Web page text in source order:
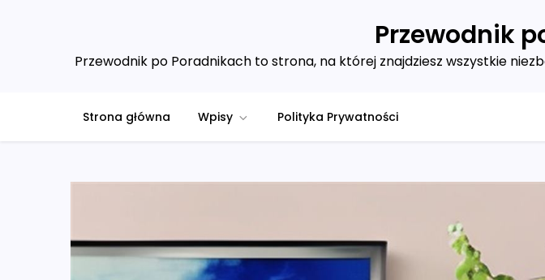
Przewodnik
Przewodnik po Poradnikach to strona, na której znajdziesz wszystkie
Strona główna Wpisy Polityka Prywatności